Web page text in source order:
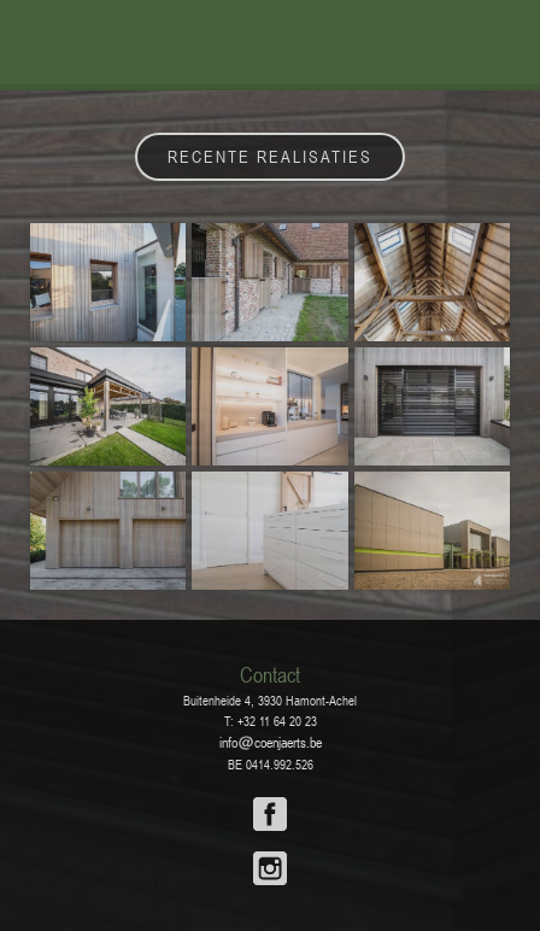
RECENTE REALISATIES
Contact
Buitenheide 4, 3930 Hamont-Achel
T: +32 11 64 20 23
info coenjaerts.be
BE 0414.992.526